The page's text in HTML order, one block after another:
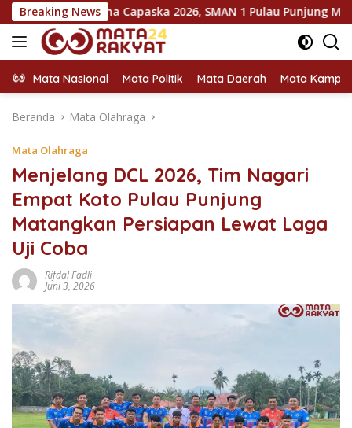
Langsung
ke
konten
Breaking News
Capaska 2026, SMAN 1 Pulau Punjung Mendominasi
Mata Nasional Mata Politik Mata Daerah Mata
Beranda Mata Olahraga
Mata Olahraga
Menjelang DCL 2026, Tim Nagari
Empat Koto Pulau Punjung
Matangkan Persiapan Lewat Laga
Uji Coba
Rifdal Fadli
Juni 3, 2026